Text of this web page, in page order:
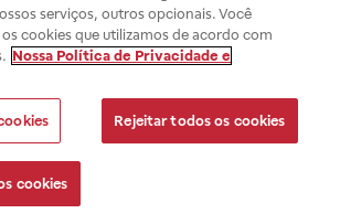
serviços, outros opcionais. Você
cookies que utilizamos de acordo com
Nossa Política de Privacidade e
Rejeitar todos os cookies
cookies